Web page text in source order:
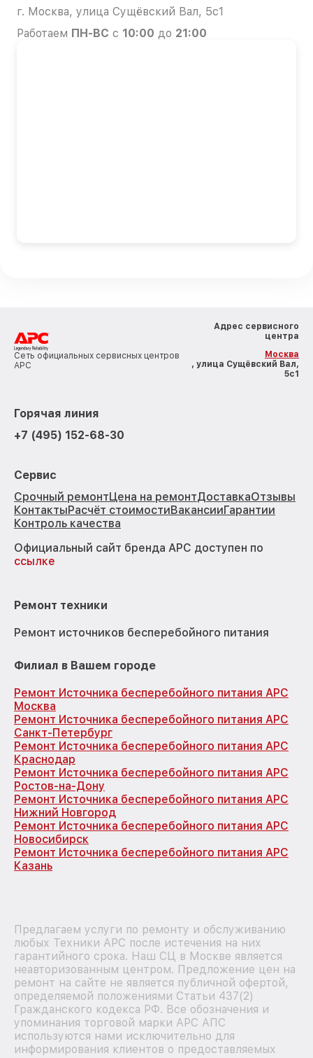
г. Москва, улица Сущёвский Вал, 5с1
Работаем ПН-ВС с 10:00 до 21:00
Сеть официальных сервисных центров
APC
Адрес сервисного
центра
Москва
, улица Сущёвский Вал,
5с1
Горячая линия
+7 (495) 152-68-30
Сервис
Срочный ремонтЦена на ремонтДоставкаОтзывы
КонтактыРасчёт стоимостиВакансииГарантии
Контроль качества
Официальный сайт бренда APC доступен по
ссылке
Ремонт техники
Ремонт источников бесперебойного питания
Филиал в Вашем городе
Ремонт Источника бесперебойного питания APC
Москва
Ремонт Источника бесперебойного питания APC
Санкт-Петербург
Ремонт Источника бесперебойного питания APC
Краснодар
Ремонт Источника бесперебойного питания APC
Ростов-на-Дону
Ремонт Источника бесперебойного питания APC
Нижний Новгород
Ремонт Источника бесперебойного питания APC
Новосибирск
Ремонт Источника бесперебойного питания APC
Казань
Предлагаем услуги по ремонту и обслуживанию
любых Техники APC после истечения на них
гарантийного срока. Наш СЦ в Москве является
неавторизованным центром. Предложение цен на
ремонт на сайте не является публичной офертой,
определяемой положениями Статьи 437(2)
Гражданского кодекса РФ. Все обозначения и
упоминания торговой марки APC АПС
используются нами исключительно для
информирования клиентов о предоставляемых